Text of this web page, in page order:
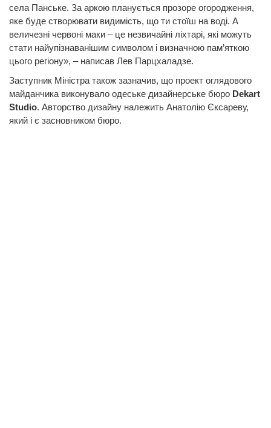
села Панське. За аркою планується прозоре огородження,
яке буде створювати видимість, що ти стоїш на воді. А
величезні червоні маки – це незвичайні ліхтарі, які можуть
стати найупізнаванішим символом і визначною пам’яткою
цього регіону», – написав Лев Парцхаладзе.
Заступник Міністра також зазначив, що проект оглядового
майданчика виконувало одеське дизайнерське бюро Dekart
Studio. Авторство дизайну належить Анатолію Єксареву,
який і є засновником бюро.